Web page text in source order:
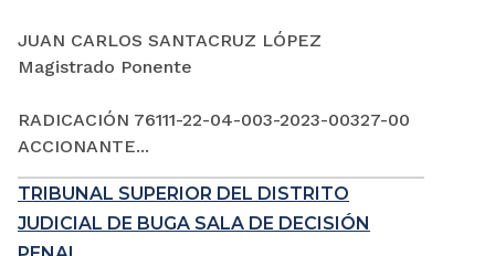
JUAN CARLOS SANTACRUZ LÓPEZ
Magistrado Ponente
RADICACIÓN 76111-22-04-003-2023-00327-00
ACCIONANTE...
TRIBUNAL SUPERIOR DEL DISTRITO
JUDICIAL DE BUGA SALA DE DECISIÓN